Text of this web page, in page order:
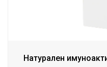
Натурален